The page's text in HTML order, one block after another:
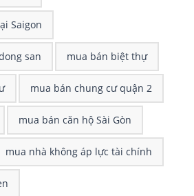
Saigon
san mua bán biệt thự
mua bán chung cư quận 2
mua bán căn hộ Sài Gòn
mua nhà không áp lực tài chính